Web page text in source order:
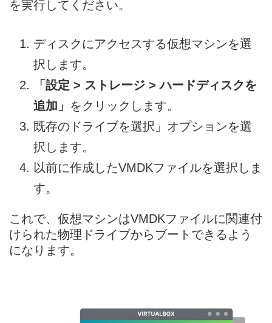
を実行してください。
ディスクにアクセスする仮想マシンを選
択します。
「設定 > ストレージ > ハードディスクを
追加」 をクリックします。
既存のドライブを選択」オプションを選
択します。
以前に作成したVMDKファイルを選択しま
す。
これで、仮想マシンはVMDKファイルに関連付
けられた物理ドライブからブートできるよう
になります。